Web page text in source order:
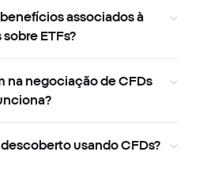
associados à
ETFs?
na negociação de CFDs
usando CFDs?